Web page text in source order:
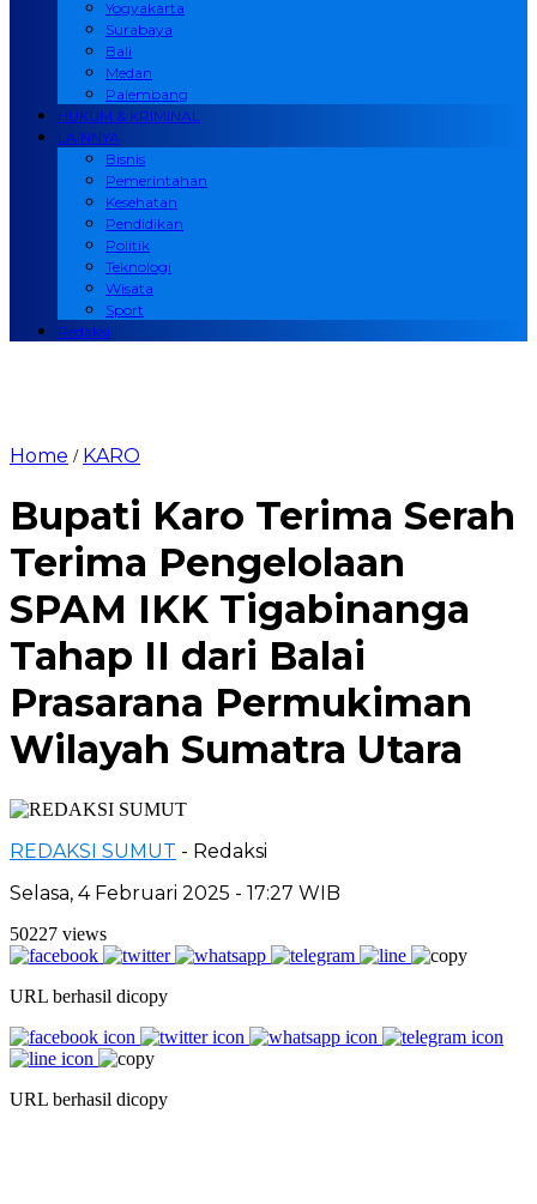
Yogyakarta
Surabaya
Bali
Medan
Palembang
HUKUM & KRIMINAL
LAINNYA
Bisnis
Pemerintahan
Kesehatan
Pendidikan
Politik
Teknologi
Wisata
Sport
Redaksi
Home / KARO
Bupati Karo Terima Serah
Terima Pengelolaan
SPAM IKK Tigabinanga
Tahap II dari Balai
Prasarana Permukiman
Wilayah Sumatra Utara
REDAKSI SUMUT - Redaksi
Selasa, 4 Februari 2025 - 17:27 WIB
50227 views
URL berhasil dicopy
URL berhasil dicopy